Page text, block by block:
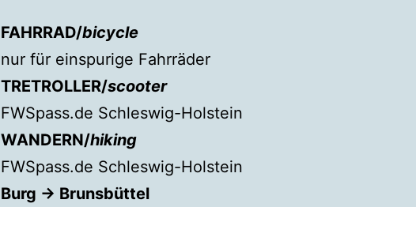
FAHRRAD/bicycle
nur für einspurige Fahrräder
TRETROLLER/scooter
FWSpass.de Schleswig-Holstein
WANDERN/hiking
FWSpass.de Schleswig-Holstein
Burg → Brunsbüttel